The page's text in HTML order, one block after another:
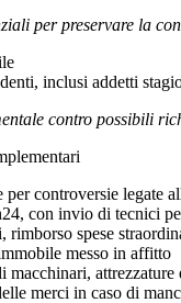
per preservare la
inclusi addetti
contro possibili
per controversie legate
con invio di tecnici
rimborso spese
messo in affitto
macchinari,
merci in caso di